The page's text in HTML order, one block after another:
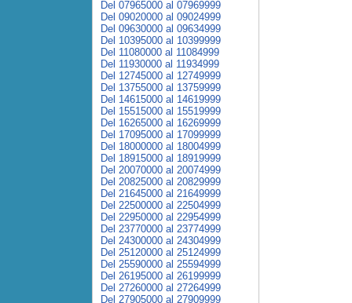
Del 07965000 al 07969999
Del 09020000 al 09024999
Del 09630000 al 09634999
Del 10395000 al 10399999
Del 11080000 al 11084999
Del 11930000 al 11934999
Del 12745000 al 12749999
Del 13755000 al 13759999
Del 14615000 al 14619999
Del 15515000 al 15519999
Del 16265000 al 16269999
Del 17095000 al 17099999
Del 18000000 al 18004999
Del 18915000 al 18919999
Del 20070000 al 20074999
Del 20825000 al 20829999
Del 21645000 al 21649999
Del 22500000 al 22504999
Del 22950000 al 22954999
Del 23770000 al 23774999
Del 24300000 al 24304999
Del 25120000 al 25124999
Del 25590000 al 25594999
Del 26195000 al 26199999
Del 27260000 al 27264999
Del 27905000 al 27909999